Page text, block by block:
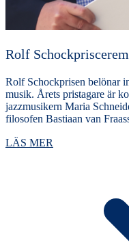
Rolf
Rolf Schockprisen belönar
musik. Årets pristagare är
jazzmusikern Maria
filosofen Bastiaan van
LÄS MER